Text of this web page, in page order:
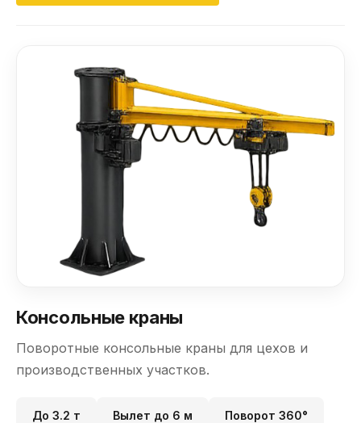
Консольные краны
Поворотные консольные краны для цехов и
производственных участков.
До 3.2 т Вылет до 6 м Поворот 360°